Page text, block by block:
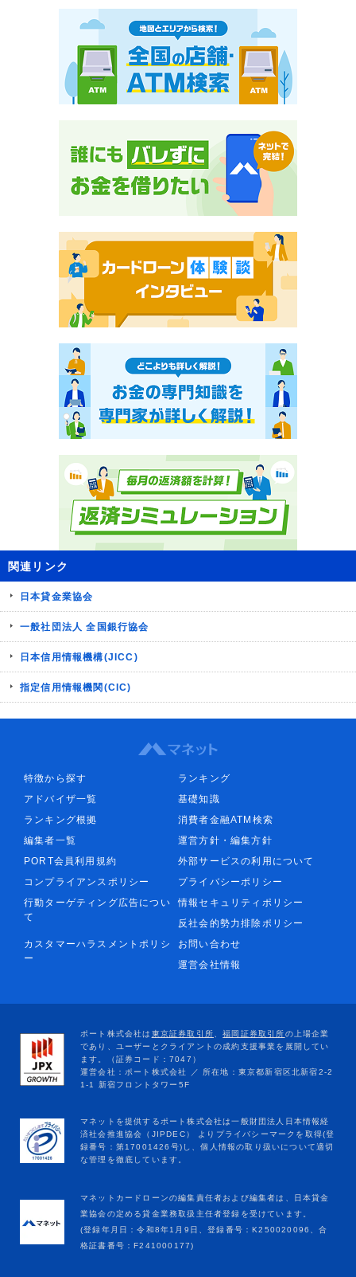
関連リンク
日本貸金業協会
一般社団法人 全国銀行協会
日本信用情報機構(JICC)
指定信用情報機関(CIC)
特徴から探す
ランキング
アドバイザ一覧
基礎知識
ランキング根拠
消費者金融ATM検索
編集者一覧
運営方針・編集方針
PORT会員利用規約
外部サービスの利用について
コンプライアンスポリシー
プライバシーポリシー
行動ターゲティング広告につい
て
情報セキュリティポリシー
反社会的勢力排除ポリシー
カスタマーハラスメントポリシ
ー
お問い合わせ
運営会社情報
マネットカードローンの編集責任者および編集者は、日本貸金
業協会の定める貸金業務取扱主任者登録を受けています。
(登録年月日：令和8年1月9日、登録番号：K250020096、合
格証書番号：F241000177)